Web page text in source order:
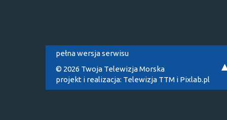
pełna wersja serwisu
© 2026 Twoja Telewizja Morska
projekt i realizacja: Telewizja TTM i Pixlab.pl